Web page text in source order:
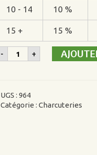
10 - 14 10 %
15 + 15 %
- quantité
de
porc
+
UGS :964
Catégorie :Charcuteries